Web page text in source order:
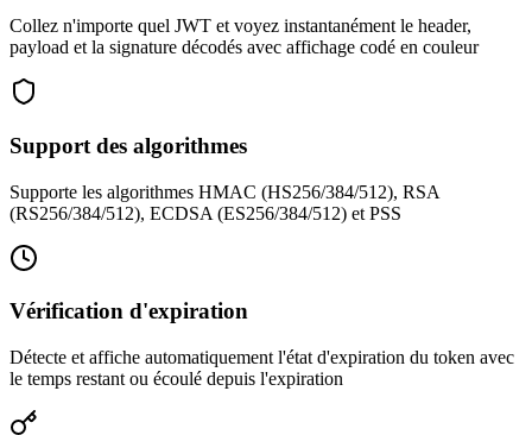
Collez n'importe quel JWT et voyez instantanément le header,
payload et la signature décodés avec affichage codé en couleur
Support des algorithmes
Supporte les algorithmes HMAC (HS256/384/512), RSA
(RS256/384/512), ECDSA (ES256/384/512) et PSS
Vérification d'expiration
Détecte et affiche automatiquement l'état d'expiration du token avec
le temps restant ou écoulé depuis l'expiration